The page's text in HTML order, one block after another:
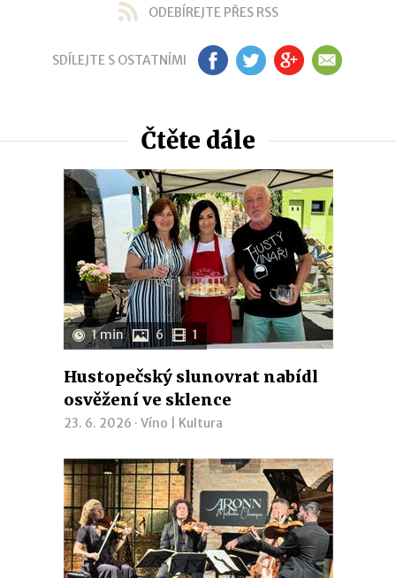
ODEBÍREJTE PŘES RSS
SDÍLEJTE S OSTATNÍMI FB TW GP EM
Čtěte dále
1 min 6 1
Hustopečský slunovrat nabídl
osvěžení ve sklence
23. 6. 2026 · Víno Kultura